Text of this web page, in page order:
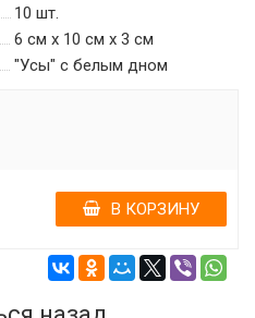
10 шт.
6 см х 10 см х 3 см
"Усы" с белым дном
В КОРЗИНУ